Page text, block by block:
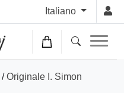
Italiano
/ Originale I. Simon